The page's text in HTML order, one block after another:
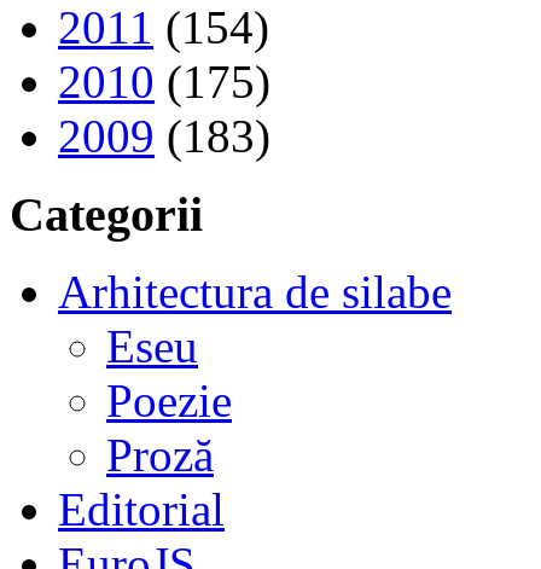
2011 (154)
2010 (175)
2009 (183)
Categorii
Arhitectura de silabe
Eseu
Poezie
Proză
Editorial